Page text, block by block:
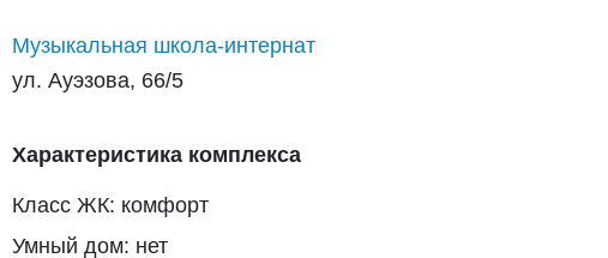
Музыкальная школа-интернат
ул. Ауэзова, 66/5
Характеристика комплекса
Класс ЖК: комфорт
Умный дом: нет